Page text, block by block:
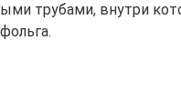
трубами, внутри